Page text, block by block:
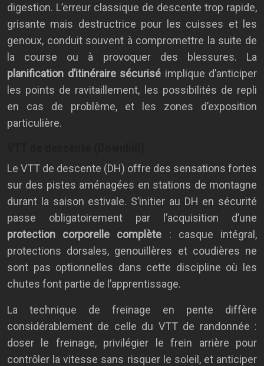
digestion. L’erreur classique de descente trop rapide,
grisante mais destructrice pour les cuisses et les
genoux, conduit souvent à compromettre la suite de
la course ou à provoquer des blessures. La
planification d’itinéraire sécurisé implique d’anticiper
les points de ravitaillement, les possibilités de repli
en cas de problème, et les zones d’exposition
particulière.
Le VTT de descente (DH) offre des sensations fortes
sur des pistes aménagées en stations de montagne
durant la saison estivale. S’initier au DH en sécurité
passe obligatoirement par l’acquisition d’une
protection corporelle complète : casque intégral,
protections dorsales, genouillères et coudières ne
sont pas optionnelles dans cette discipline où les
chutes font partie de l’apprentissage.
La technique de freinage en pente diffère
considérablement de celle du VTT de randonnée :
doser le freinage, privilégier le frein arrière pour
contrôler la vitesse sans risquer le soleil, et anticiper